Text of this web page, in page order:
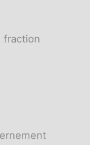
fraction